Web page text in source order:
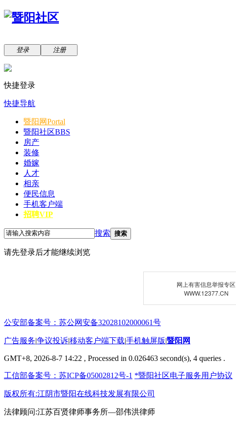
登录 注册
快捷登录
快捷导航
暨阳网Portal
暨阳社区BBS
房产
装修
婚嫁
人才
相亲
便民信息
手机客户端
招聘VIP
搜索 搜索
请先登录后才能继续浏览
网上有害信息举报专区
WWW.12377.CN
公安部备案号：苏公网安备32028102000061号
广告服务|争议投诉|移动客户端下载|手机触屏版|暨阳网
GMT+8, 2026-8-7 14:22 , Processed in 0.026463 second(s), 4 queries .
工信部备案号：苏ICP备05002812号-1 *暨阳社区电子服务用户协议
版权所有:江阴市暨阳在线科技发展有限公司
法律顾问:江苏百贤律师事务所—邵伟洪律师